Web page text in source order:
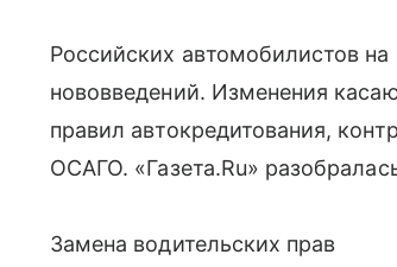
Российских автомобилистов
нововведений. Изменения
правил автокредитования,
ОСАГО. «Газета.Ru»
Замена водительских прав